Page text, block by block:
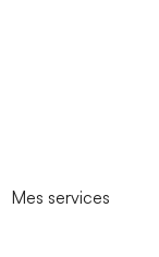
Mes services